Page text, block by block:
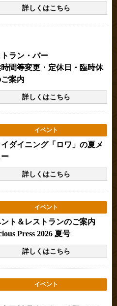
詳しくはこちら
トラン・バー
間等変更・定休日・臨時休
案内
詳しくはこちら
イベント
イダイニング「ロワ」の夏メ
詳しくはこちら
イベント
ント＆レストランのご案内
Press 2026 夏号
詳しくはこちら
イベント